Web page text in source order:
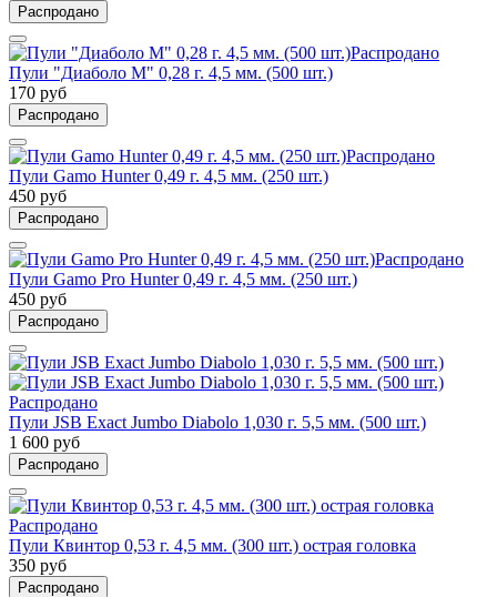
Распродано
Распродано
Пули "Диаболо М" 0,28 г. 4,5 мм. (500 шт.)
170 руб
Распродано
Распродано
Пули Gamo Hunter 0,49 г. 4,5 мм. (250 шт.)
450 руб
Распродано
Распродано
Пули Gamo Pro Hunter 0,49 г. 4,5 мм. (250 шт.)
450 руб
Распродано
Распродано
Пули JSB Exact Jumbo Diabolo 1,030 г. 5,5 мм. (500 шт.)
1 600 руб
Распродано
Распродано
Пули Квинтор 0,53 г. 4,5 мм. (300 шт.) острая головка
350 руб
Распродано